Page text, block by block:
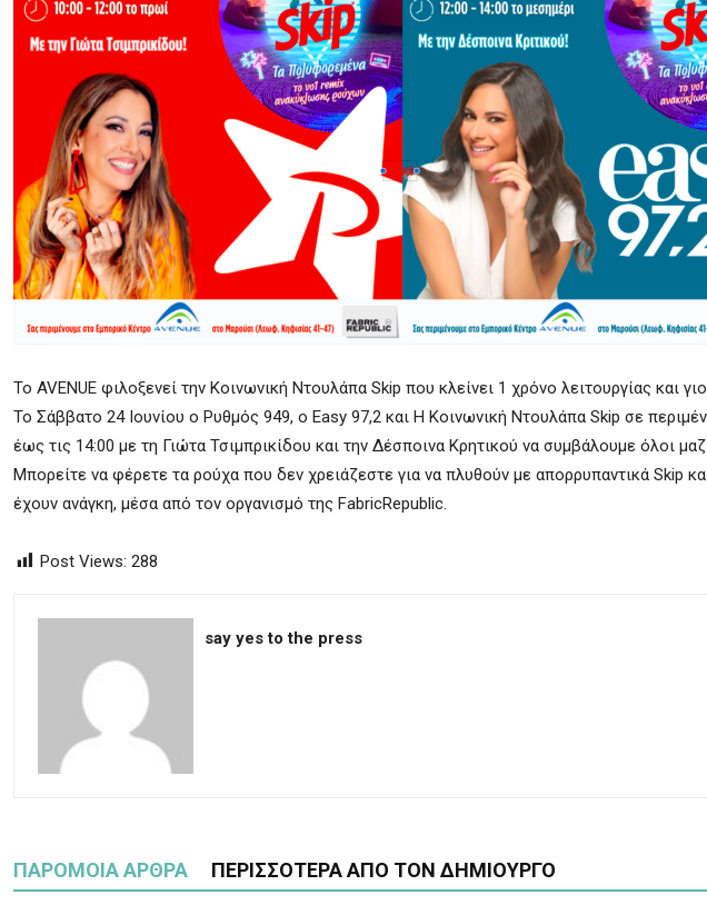
Το AVENUE φιλοξενεί την Κοινωνική Ντουλάπα Skip που κλείνει 1 χρόνο λειτουργίας και
Το Σάββατο 24 Ιουνίου ο Ρυθμός 949, ο Easy 97,2 και Η Kοινωνική Nτουλάπα Skip σε
έως τις 14:00 με τη Γιώτα Τσιμπρικίδου και την Δέσποινα Κρητικού να συμβάλουμε όλοι
Μπορείτε να φέρετε τα ρούχα που δεν χρειάζεστε για να πλυθούν με απορρυπαντικά Skip
έχουν ανάγκη, μέσα από τον οργανισμό της FabricRepublic.
Post Views: 288
say yes to the press
ΠΑΡΟΜΟΙΑ ΑΡΘΡΑ ΠΕΡΙΣΣΟΤΕΡΑ ΑΠΟ ΤΟΝ ΔΗΜΙΟΥΡΓΟ